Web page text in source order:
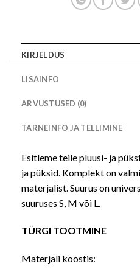
KIRJELDUS
LISAINFO
ARVUSTUSED (0)
TARNEINFO JA TELLIMINE
Esitleme teile pluusi- ja
ja püksid. Komplekt on
materjalist. Suurus on
suuruses S, M või L.
TÜRGI TOOTMINE
Materjali koostis: